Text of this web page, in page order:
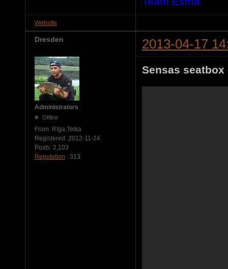
Website
Dresden 2013-04-17
Administrators
Offline
From: Rīga,Teika
Registered: 2012-11-24
Posts: 2,103
Reputation : 313
Sensas seatbox